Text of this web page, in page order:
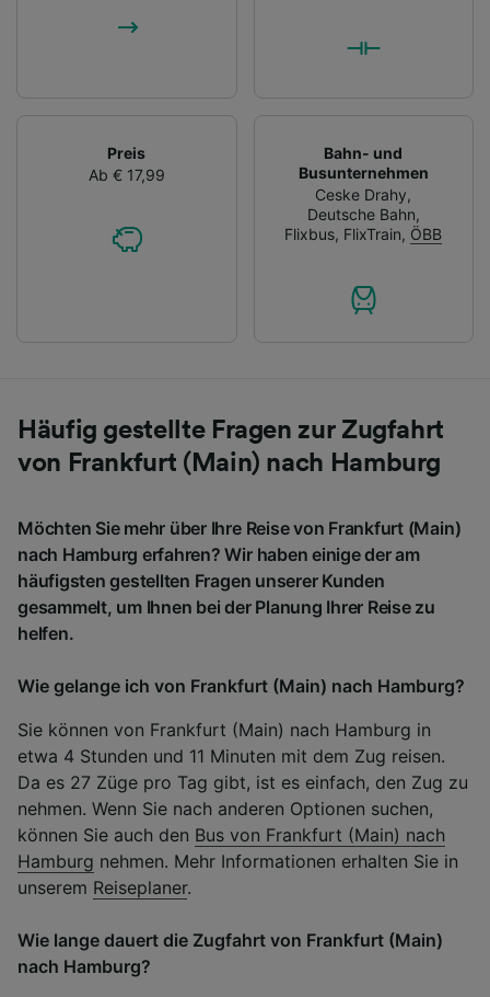
Preis
Ab € 17,99
Bahn- und
Busunternehmen
Ceske Drahy,
Deutsche Bahn,
Flixbus, FlixTrain, ÖBB
Häufig gestellte Fragen zur Zugfahrt
von Frankfurt (Main) nach Hamburg
Möchten Sie mehr über Ihre Reise von Frankfurt (Main)
nach Hamburg erfahren? Wir haben einige der am
häufigsten gestellten Fragen unserer Kunden
gesammelt, um Ihnen bei der Planung Ihrer Reise zu
helfen.
Wie gelange ich von Frankfurt (Main) nach Hamburg?
Sie können von Frankfurt (Main) nach Hamburg in
etwa 4 Stunden und 11 Minuten mit dem Zug reisen.
Da es 27 Züge pro Tag gibt, ist es einfach, den Zug zu
nehmen. Wenn Sie nach anderen Optionen suchen,
können Sie auch den Bus von Frankfurt (Main) nach
Hamburg nehmen. Mehr Informationen erhalten Sie in
unserem Reiseplaner.
Wie lange dauert die Zugfahrt von Frankfurt (Main)
nach Hamburg?